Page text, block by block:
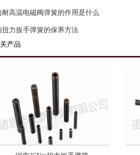
耐高温电磁阀弹簧的作用是什么
扭力扳手弹簧的保养方法
产品